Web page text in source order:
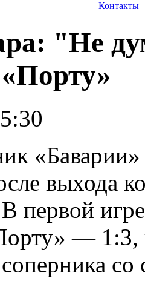
Контакты
"Не
выхода
первой
— 1:3,
со